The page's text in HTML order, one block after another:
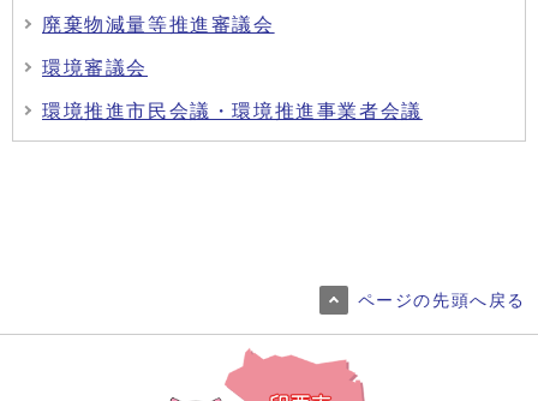
廃棄物減量等推進審議会
環境審議会
環境推進市民会議・環境推進事業者会議
ページの先頭へ戻る